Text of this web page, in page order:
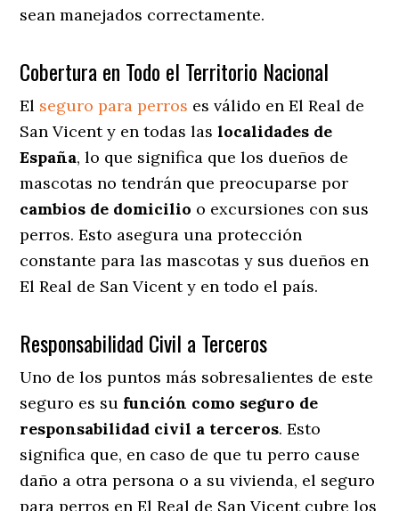
sean manejados correctamente.
Cobertura en Todo el Territorio Nacional
El seguro para perros es válido en El Real de
San Vicent y en todas laslocalidades de
España, lo que significa que los dueños de
mascotas no tendrán que preocuparse por
cambios de domicilio o excursiones con sus
perros. Esto asegura una protección
constante para las mascotas y sus dueños en
El Real de San Vicent y en todo el país.
Responsabilidad Civil a Terceros
Uno de los puntos más sobresalientes de este
seguro es su función como seguro de
responsabilidad civil a terceros. Esto
significa que, en caso de que tu perro cause
daño a otra persona o a su vivienda, el seguro
para perros en El Real de San Vicent cubre los